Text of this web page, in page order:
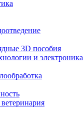
3D пособия
и электроника